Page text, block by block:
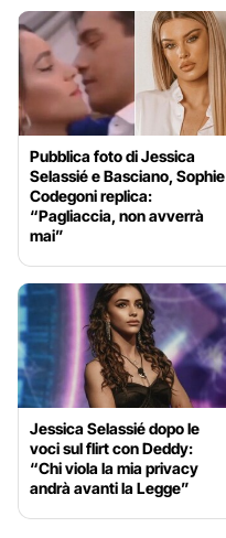
Pubblica foto di Jessica
Selassié e Basciano, Sophie
Codegoni replica:
“Pagliaccia, non avverrà
mai”
Jessica Selassié dopo le
voci sul flirt con Deddy:
“Chi viola la mia privacy
andrà avanti la Legge”